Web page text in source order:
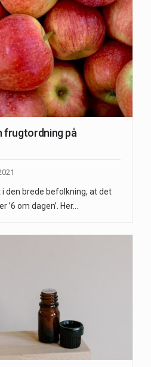
frugtordning på
den brede befolkning, at det
om dagen’. Her…